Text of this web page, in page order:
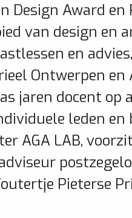
Design Award
van design
en
Ontwerpen en
jaren docent op
leden en
AGA LAB,
Pieterse